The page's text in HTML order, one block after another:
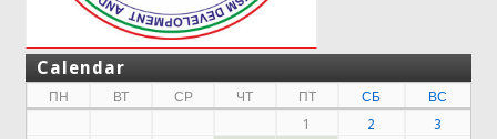
Calendar
ПН ВТ СР ЧТ ПТ СБ
ВС
1
2
3